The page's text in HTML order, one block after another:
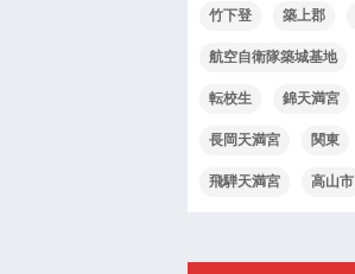
竹下登 築上郡
航空自衛隊築城基地
転校生 錦天満宮
長岡天満宮 関東
飛騨天満宮 高山市